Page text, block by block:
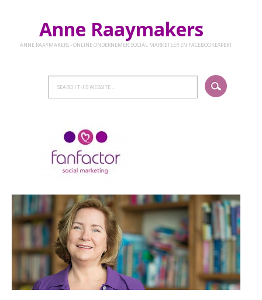
Anne Raaymakers
ANNE RAAYMAKERS - ONLINE ONDERNEMER, SOCIAL MARKETEER EN FACEBOOKEXPERT